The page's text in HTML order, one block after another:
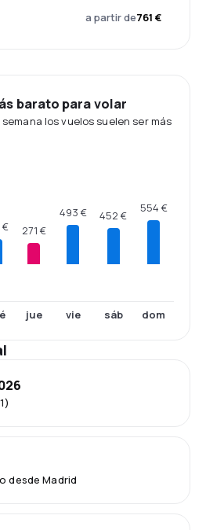
a partir de761 €
barato para volar
los vuelos suelen ser más
€ 271 €
jue
493 €
vie
452 €
sáb
554 €
dom
desde Madrid